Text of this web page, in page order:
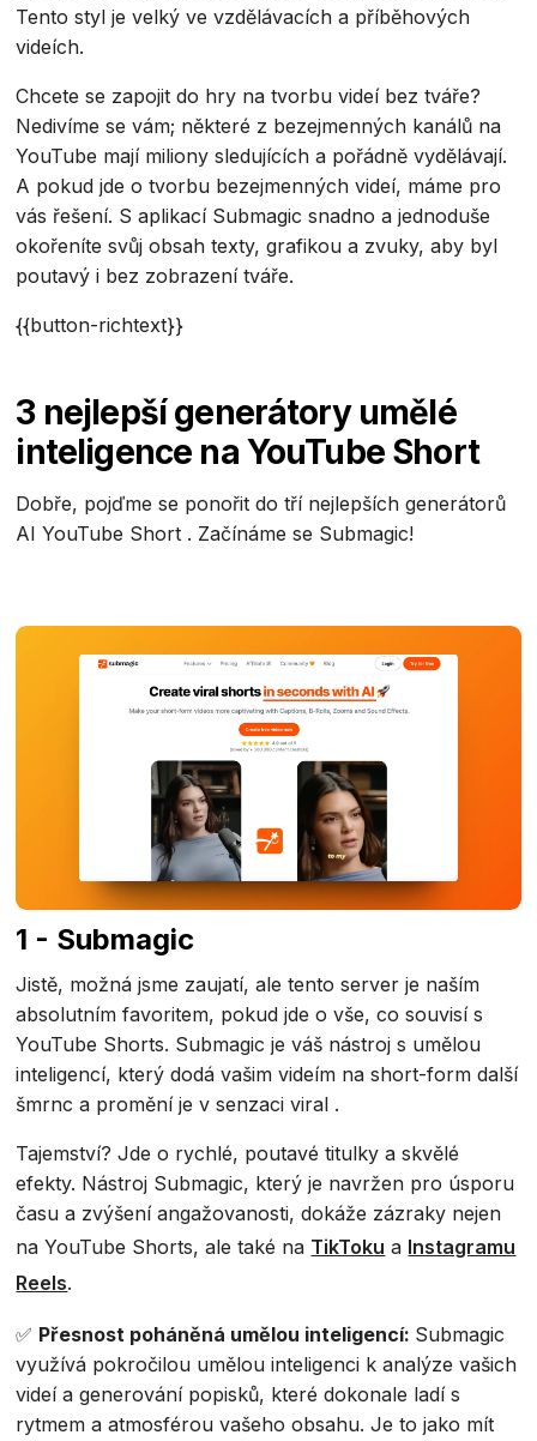
Tento styl je velký ve vzdělávacích a příběhových
videích.
Chcete se zapojit do hry na tvorbu videí bez tváře?
Nedivíme se vám; některé z bezejmenných kanálů na
YouTube mají miliony sledujících a pořádně vydělávají.
A pokud jde o tvorbu bezejmenných videí, máme pro
vás řešení. S aplikací Submagic snadno a jednoduše
okořeníte svůj obsah texty, grafikou a zvuky, aby byl
poutavý i bez zobrazení tváře.
{{button-richtext}}
3 nejlepší generátory umělé
inteligence na YouTube Short
Dobře, pojďme se ponořit do tří nejlepších generátorů
AI YouTube Short . Začínáme se Submagic!
1 - Submagic
Jistě, možná jsme zaujatí, ale tento server je naším
absolutním favoritem, pokud jde o vše, co souvisí s
YouTube Shorts. Submagic je váš nástroj s umělou
inteligencí, který dodá vašim videím na short-form další
šmrnc a promění je v senzaci viral .
Tajemství? Jde o rychlé, poutavé titulky a skvělé
efekty. Nástroj Submagic, který je navržen pro úsporu
času a zvýšení angažovanosti, dokáže zázraky nejen
na YouTube Shorts, ale také na TikToku a Instagramu
Reels.
✅ Přesnost poháněná umělou inteligencí: Submagic
využívá pokročilou umělou inteligenci k analýze vašich
videí a generování popisků, které dokonale ladí s
rytmem a atmosférou vašeho obsahu. Je to jako mít